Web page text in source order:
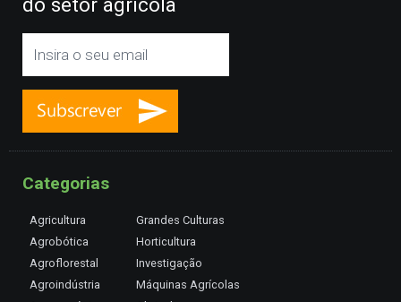
Categorias
Agricultura
Agrobótica
Agroflorestal
Agroindústria
Grandes Culturas
Horticultura
Investigação
Máquinas Agrícolas